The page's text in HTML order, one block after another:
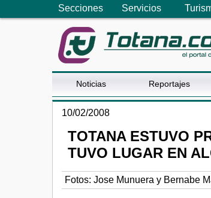
Secciones Servicios
Noticias Reportajes
10/02/2008
TOTANA ESTUVO
TUVO LUGAR EN
Fotos: Jose Munuera y Bernabe